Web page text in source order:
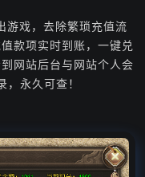
游戏，去除繁琐充值流
款项实时到账，一键兑
网站后台与网站个人会
永久可查！